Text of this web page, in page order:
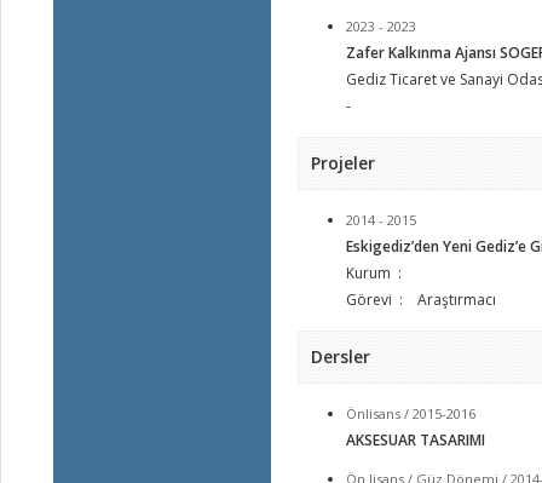
2023 - 2023
Zafer Kalkınma Ajansı
Gediz Ticaret ve Sanayi
-
Projeler
2014 - 2015
Eskigediz’den Yeni Gediz’e
Kurum :
Görevi : Araştırmacı
Dersler
Önlisans / 2015-2016
AKSESUAR TASARIMI
Ön lisans / Güz Dönemi /